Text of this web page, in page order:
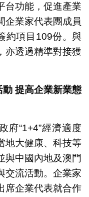
台功能，促進產業
企業家代表團成員
約項目109份。與
亦透過精準對接獲
動 提高企業新業態
府“1+4”經濟適度
地大健康、科技等
與中國內地及澳門
交流活動。企業家
席企業代表就合作